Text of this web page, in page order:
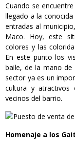
Cuando se
llegado a la
entradas al
Maco. Hoy, este
colores y las
En este punto los
baile, de la mano de
sector ya es un
cultura y atractivos
vecinos del barrio.
Homenaje a los